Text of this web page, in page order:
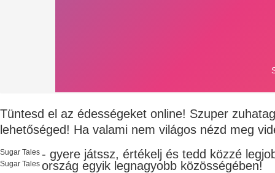
Tüntesd el az édességeket online! Szuper
lehetőséged! Ha valami nem világos nézd meg
Sugar Tales - gyere játssz, értékelj és tedd közzé
ország egyik legnagyobb
Sugar Tales közösségében!